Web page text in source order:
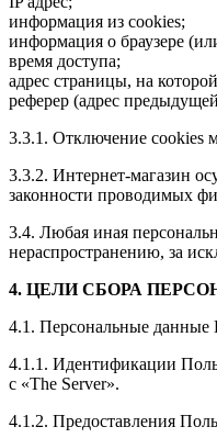
информация из cookies;
информация о браузере
время доступа;
адрес страницы, на
реферер (адрес
3.3.1. Отключение cookies
3.3.2. Интернет-магазин
законности проводимых
3.4. Любая иная
нераспространению, за
4. ЦЕЛИ СБОРА
4.1. Персональные данные
4.1.1. Идентификации
с «The Server».
4.1.2. Предоставления